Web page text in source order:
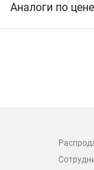
Аналоги по